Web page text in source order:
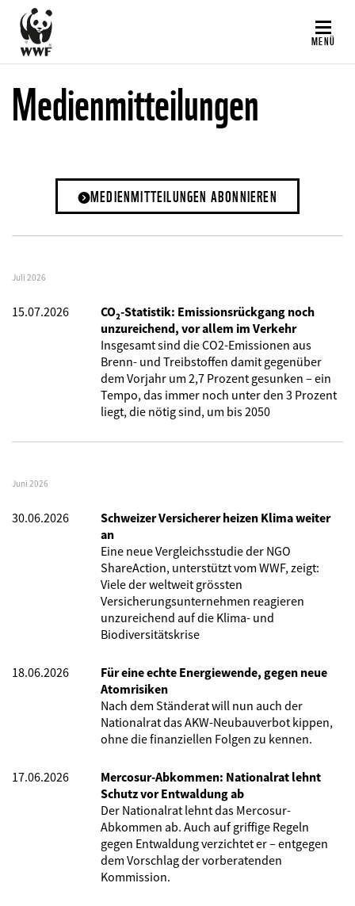
Direkt
zum
Inhalt
MENÜ
Medienmitteilungen
MEDIENMITTEILUNGEN ABONNIEREN
Juli 2026
15.07.2026
CO₂-Statistik: Emissionsrückgang noch
unzureichend, vor allem im Verkehr
Insgesamt sind die CO2-Emissionen aus
Brenn- und Treibstoffen damit gegenüber
dem Vorjahr um 2,7 Prozent gesunken – ein
Tempo, das immer noch unter den 3 Prozent
liegt, die nötig sind, um bis 2050
Juni 2026
30.06.2026
Schweizer Versicherer heizen Klima weiter
an
Eine neue Vergleichsstudie der NGO
ShareAction, unterstützt vom WWF, zeigt:
Viele der weltweit grössten
Versicherungsunternehmen reagieren
unzureichend auf die Klima- und
Biodiversitätskrise
18.06.2026
Für eine echte Energiewende, gegen neue
Atomrisiken
Nach dem Ständerat will nun auch der
Nationalrat das AKW-Neubauverbot kippen,
ohne die finanziellen Folgen zu kennen.
17.06.2026
Mercosur-Abkommen: Nationalrat lehnt
Schutz vor Entwaldung ab
Der Nationalrat lehnt das Mercosur-
Abkommen ab. Auch auf griffige Regeln
gegen Entwaldung verzichtet er – entgegen
dem Vorschlag der vorberatenden
Kommission.